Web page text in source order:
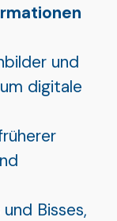
und
digitale
Bisses,